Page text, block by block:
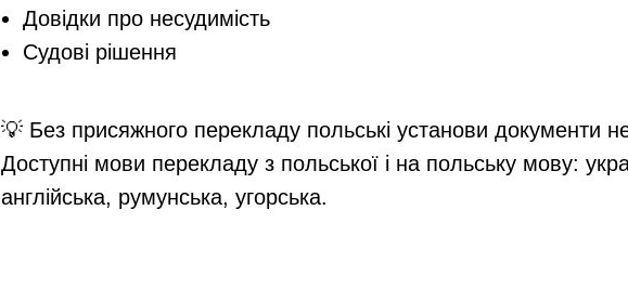
Довідки про несудимість
Судові рішення
💡 Без присяжного перекладу польські установи документи
Доступні мови перекладу з польської і на польську мову:
англійська, румунська, угорська.